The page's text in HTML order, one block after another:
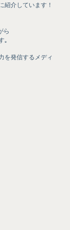
紹介しています！
ら
｡
を発信するメディ